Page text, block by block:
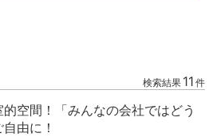
検索結果 11 件
空間！「みんなの会社ではどう
由に！